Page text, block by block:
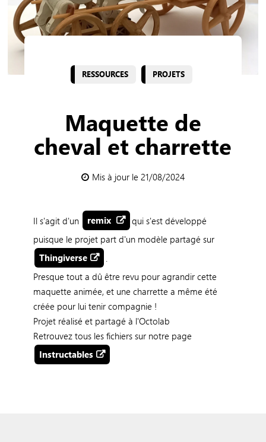
RESSOURCES PROJETS
Maquette de
cheval et charrette
Mis à jour le 21/08/2024
Il s'agit d'un remix
qui s'est développé
puisque le projet part d'un modèle partagé sur
Thingiverse
Presque tout a dû être revu pour agrandir cette
maquette animée, et une charrette a même été
créée pour lui tenir compagnie !
Projet réalisé et partagé à l'Octolab
Retrouvez tous les fichiers sur notre page
Instructables